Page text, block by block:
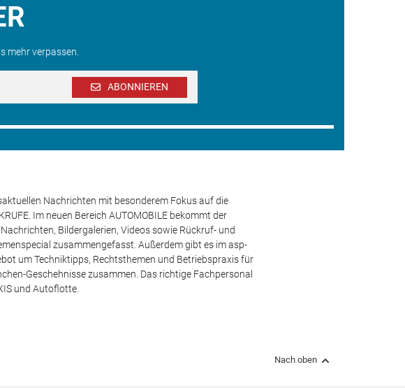
mehr verpassen.
ABONNIEREN
Nachrichten mit besonderem Fokus auf die
Im neuen Bereich AUTOMOBILE bekommt der
Bildergalerien, Videos sowie Rückruf- und
zusammengefasst. Außerdem gibt es im asp-
um Techniktipps, Rechtsthemen und Betriebspraxis für
Geschehnisse zusammen. Das richtige Fachpersonal
und Autoflotte.
Nach oben